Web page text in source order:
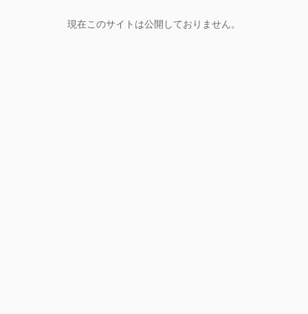
現在このサイトは公開しておりません。